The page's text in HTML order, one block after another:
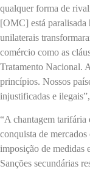
qualquer forma de
[OMC] está paralisada
unilaterais
comércio como as
Tratamento Nacional.
princípios. Nossos
injustificadas e
“A chantagem tarifária
conquista de
imposição de medidas
Sanções secundárias